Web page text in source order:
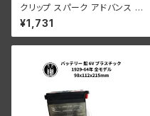
クリップ スパーク アドバンス ケ
ーブル ハーレーダビッドソン 19
37-57年 EL FL
¥1,731